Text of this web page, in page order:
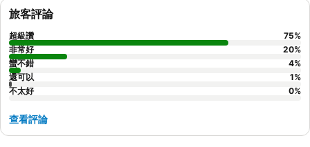
旅客評論
超級讚 75%
非常好
20%
蠻不錯
4%
還可以
1%
不太好
0%
查看評論